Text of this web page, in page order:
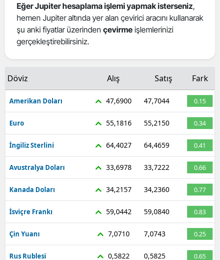
Hatay
Isparta
İzmir
Kars
Kastamonu
Kayseri
Kırşehir
Kocaeli
Konya
Kütahya
Eğer Jupiter hesaplama işlemi yapmak isterseniz,
hemen Jupiter altında yer alan çevirici aracını kullanarak
şu anki fiyatlar üzerinden çevirme işlemlerinizi
gerçekleştirebilirsiniz.
Döviz Alış Satış Fark
Amerikan Doları 47,6900 47,7044 0.15
Euro 55,1816 55,2150 0.34
İngiliz Sterlini 64,4027 64,4659 0.41
Avustralya Doları 33,6978 33,7222 0.66
Kanada Doları 34,2157 34,2360 0.77
İsviçre Frankı 59,0442 59,0840 0.83
Çin Yuanı 7,0710 7,0743 0.25
Rus Rublesi 0,5822 0,5825 0.65